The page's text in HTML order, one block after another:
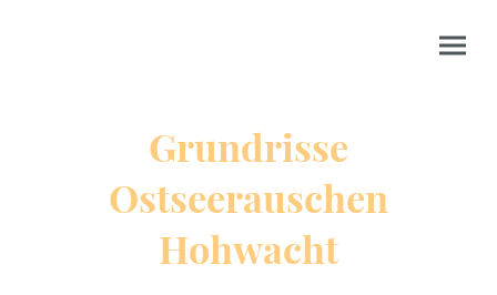
Grundrisse
Ostseerauschen
Hohwacht